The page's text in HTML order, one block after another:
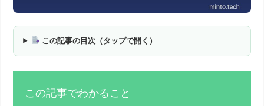
この記事の目次（タップで開く）
この記事でわかること